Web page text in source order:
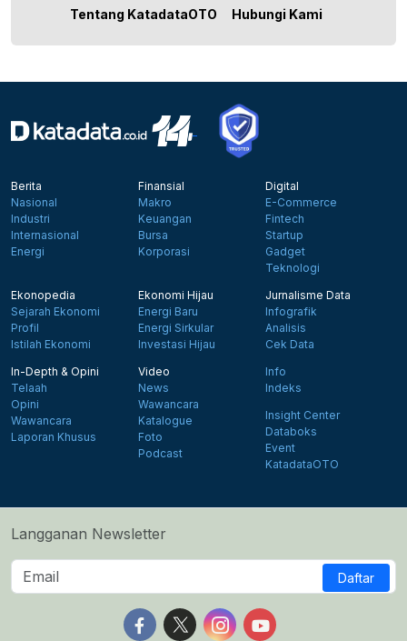
Tentang KatadataOTO Hubungi Kami
Berita
Nasional
Industri
Internasional
Energi
Finansial
Makro
Keuangan
Bursa
Korporasi
Digital
E-Commerce
Fintech
Startup
Gadget
Teknologi
Ekonopedia
Sejarah Ekonomi
Profil
Istilah Ekonomi
Ekonomi Hijau
Energi Baru
Energi Sirkular
Investasi Hijau
Jurnalisme Data
Infografik
Analisis
Cek Data
In-Depth & Opini
Telaah
Opini
Wawancara
Laporan Khusus
Video
News
Wawancara
Katalogue
Foto
Podcast
Info
Indeks
Insight Center
Databoks
Event
KatadataOTO
Langganan Newsletter
Daftar
Follow us on Facebook
Follow us on X
Follow us on Instagram
Follow us on